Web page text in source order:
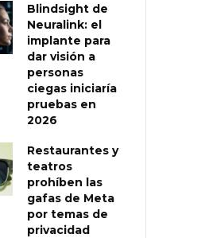
Blindsight de
Neuralink: el
implante para
dar visión a
personas
ciegas iniciaría
pruebas en
2026
Restaurantes y
teatros
prohíben las
gafas de Meta
por temas de
privacidad